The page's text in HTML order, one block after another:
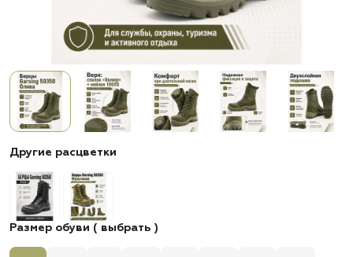
Другие расцветки
Размер обуви ( выбрать )